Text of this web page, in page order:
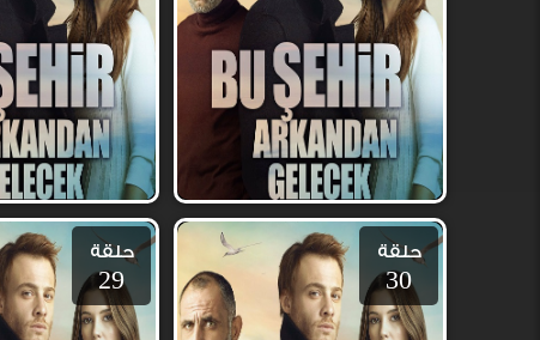
حلقة
30
حلقة
29